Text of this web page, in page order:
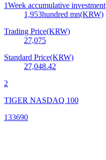
1Week accumulative investment
1,953hundred mn(KRW)
Trading Price(KRW)
27,075
Standard Price(KRW)
27,048.42
2
TIGER NASDAQ 100
133690